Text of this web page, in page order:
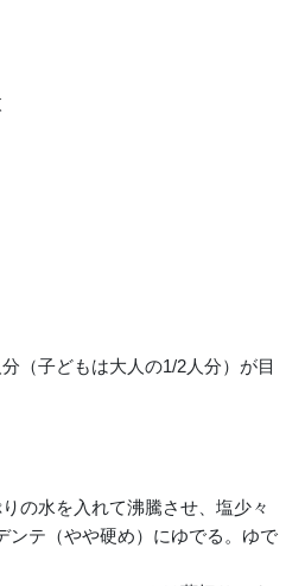
（子どもは大人の1/2人分）が目
の水を入れて沸騰させ、塩少々
ンテ（やや硬め）にゆでる。ゆで